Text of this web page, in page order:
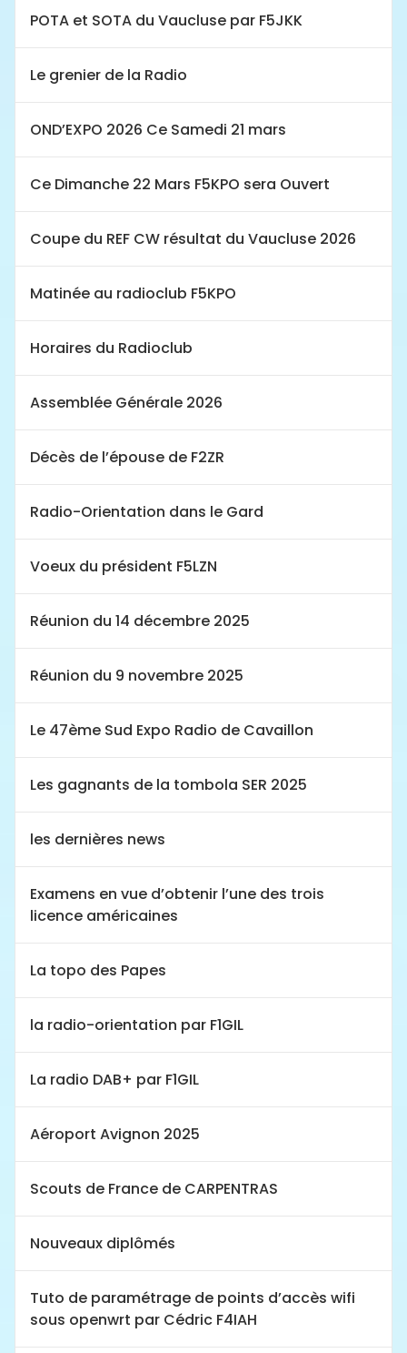
POTA et SOTA du Vaucluse par F5JKK
Le grenier de la Radio
OND’EXPO 2026 Ce Samedi 21 mars
Ce Dimanche 22 Mars F5KPO sera Ouvert
Coupe du REF CW résultat du Vaucluse 2026
Matinée au radioclub F5KPO
Horaires du Radioclub
Assemblée Générale 2026
Décès de l’épouse de F2ZR
Radio-Orientation dans le Gard
Voeux du président F5LZN
Réunion du 14 décembre 2025
Réunion du 9 novembre 2025
Le 47ème Sud Expo Radio de Cavaillon
Les gagnants de la tombola SER 2025
les dernières news
Examens en vue d’obtenir l’une des trois
licence américaines
La topo des Papes
la radio-orientation par F1GIL
La radio DAB+ par F1GIL
Aéroport Avignon 2025
Scouts de France de CARPENTRAS
Nouveaux diplômés
Tuto de paramétrage de points d’accès wifi
sous openwrt par Cédric F4IAH